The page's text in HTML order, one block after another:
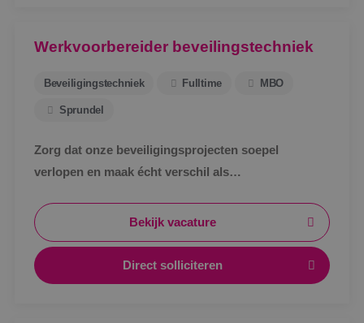
Werkvoorbereider beveilingstechniek
Beveiligingstechniek Fulltime MBO
Sprundel
Zorg dat onze beveiligingsprojecten soepel
verlopen en maak écht verschil als
Bekijk vacature
Direct solliciteren